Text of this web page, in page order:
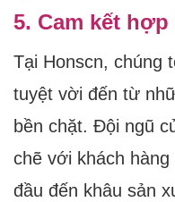
5. Cam kết
Tại Honscn, chúng
tuyệt vời đến từ
bền chặt. Đội ngũ
chẽ với khách
đầu đến khâu sản